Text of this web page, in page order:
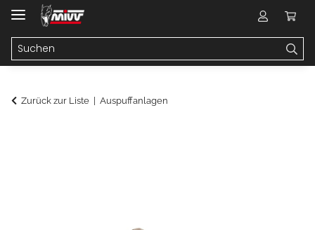
Zurück zur Liste Auspuffanlagen